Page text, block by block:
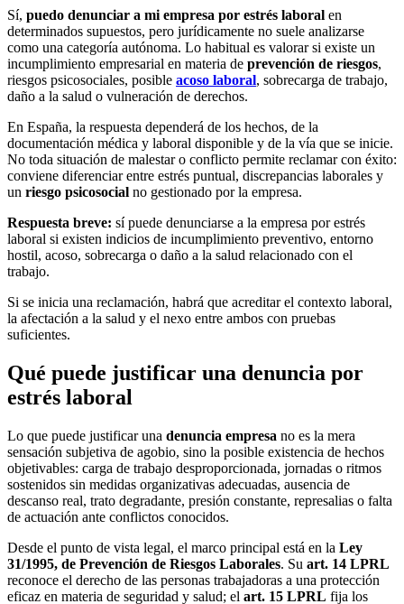
Sí, puedo denunciar a mi empresa por estrés laboral en
determinados supuestos, pero jurídicamente no suele analizarse
como una categoría autónoma. Lo habitual es valorar si existe un
incumplimiento empresarial en materia de prevención de riesgos,
riesgos psicosociales, posible acoso laboral, sobrecarga de trabajo,
daño a la salud o vulneración de derechos.
En España, la respuesta dependerá de los hechos, de la
documentación médica y laboral disponible y de la vía que se inicie.
No toda situación de malestar o conflicto permite reclamar con éxito:
conviene diferenciar entre estrés puntual, discrepancias laborales y
un riesgo psicosocial no gestionado por la empresa.
Respuesta breve: sí puede denunciarse a la empresa por estrés
laboral si existen indicios de incumplimiento preventivo, entorno
hostil, acoso, sobrecarga o daño a la salud relacionado con el
trabajo.
Si se inicia una reclamación, habrá que acreditar el contexto laboral,
la afectación a la salud y el nexo entre ambos con pruebas
suficientes.
Qué puede justificar una denuncia por
estrés laboral
Lo que puede justificar una denuncia empresa no es la mera
sensación subjetiva de agobio, sino la posible existencia de hechos
objetivables: carga de trabajo desproporcionada, jornadas o ritmos
sostenidos sin medidas organizativas adecuadas, ausencia de
descanso real, trato degradante, presión constante, represalias o falta
de actuación ante conflictos conocidos.
Desde el punto de vista legal, el marco principal está en la Ley
31/1995, de Prevención de Riesgos Laborales. Su art. 14 LPRL
reconoce el derecho de las personas trabajadoras a una protección
eficaz en materia de seguridad y salud; el art. 15 LPRL fija los